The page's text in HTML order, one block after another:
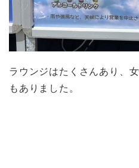
ラウンジはたくさんあり、
もありました。